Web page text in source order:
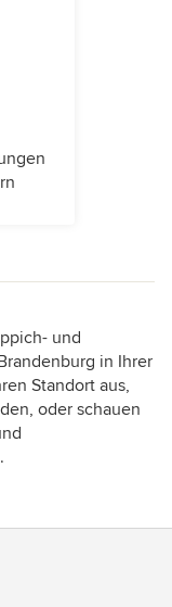
und
in Ihrer
Standort aus,
oder schauen